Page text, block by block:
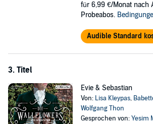
für 6,99 €/Monat nach
Probeabos.
Audible Standard
3. Titel
Evie & Sebastian
Von: Lisa Kleypas,
Wolfgang Thon
Gesprochen von:Yesim